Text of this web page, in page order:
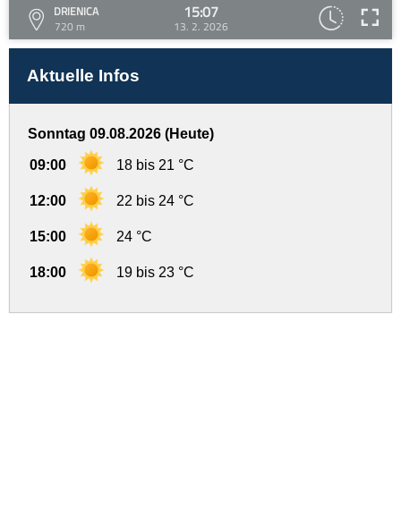
DRIENICA
720 m
15:07
13. 2. 2026
Aktuelle Infos
Sonntag 09.08.2026 (Heute)
09:00 18 bis 21 °C
12:00 22 bis 24 °C
15:00 24 °C
18:00 19 bis 23 °C